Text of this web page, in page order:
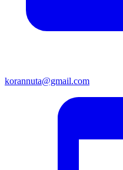
korannuta@gmail.com